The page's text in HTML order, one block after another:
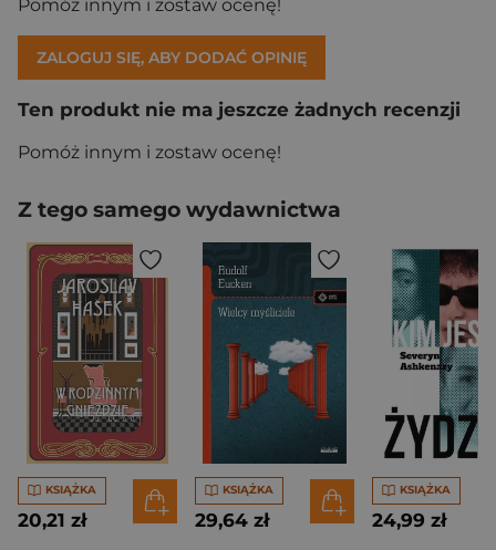
Pomóż innym i zostaw ocenę!
ZALOGUJ SIĘ, ABY DODAĆ OPINIĘ
Ten produkt nie ma jeszcze żadnych recenzji
Pomóż innym i zostaw ocenę!
Z tego samego wydawnictwa
KSIĄŻKA
20,21 zł
KSIĄŻKA
29,64 zł
KSIĄŻKA
24,99 zł